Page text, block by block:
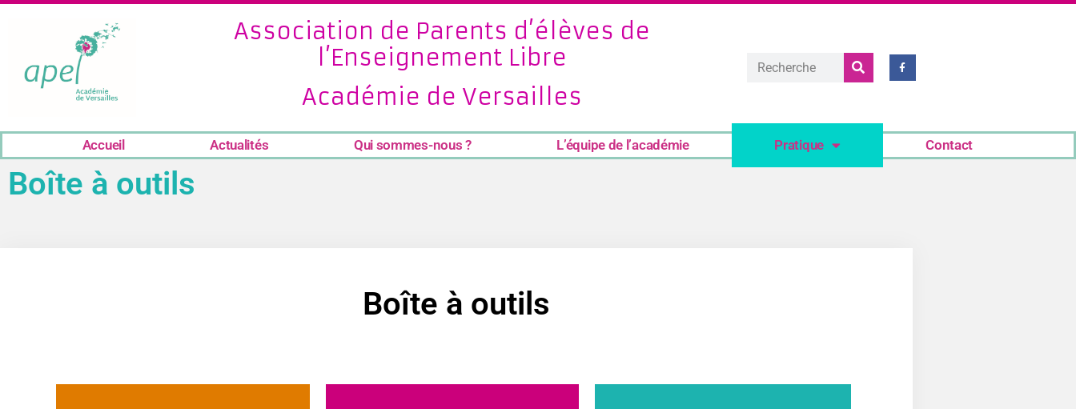
Association de Parents d’élèves de
l’Enseignement Libre
Académie de Versailles
Accueil Actualités Qui sommes-nous ? L’équipe de l’académie Pratique Contact
Boîte à outils
Boîte à outils